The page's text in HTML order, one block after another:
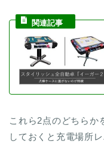
これら2点のどちらか
しておくと充電場所